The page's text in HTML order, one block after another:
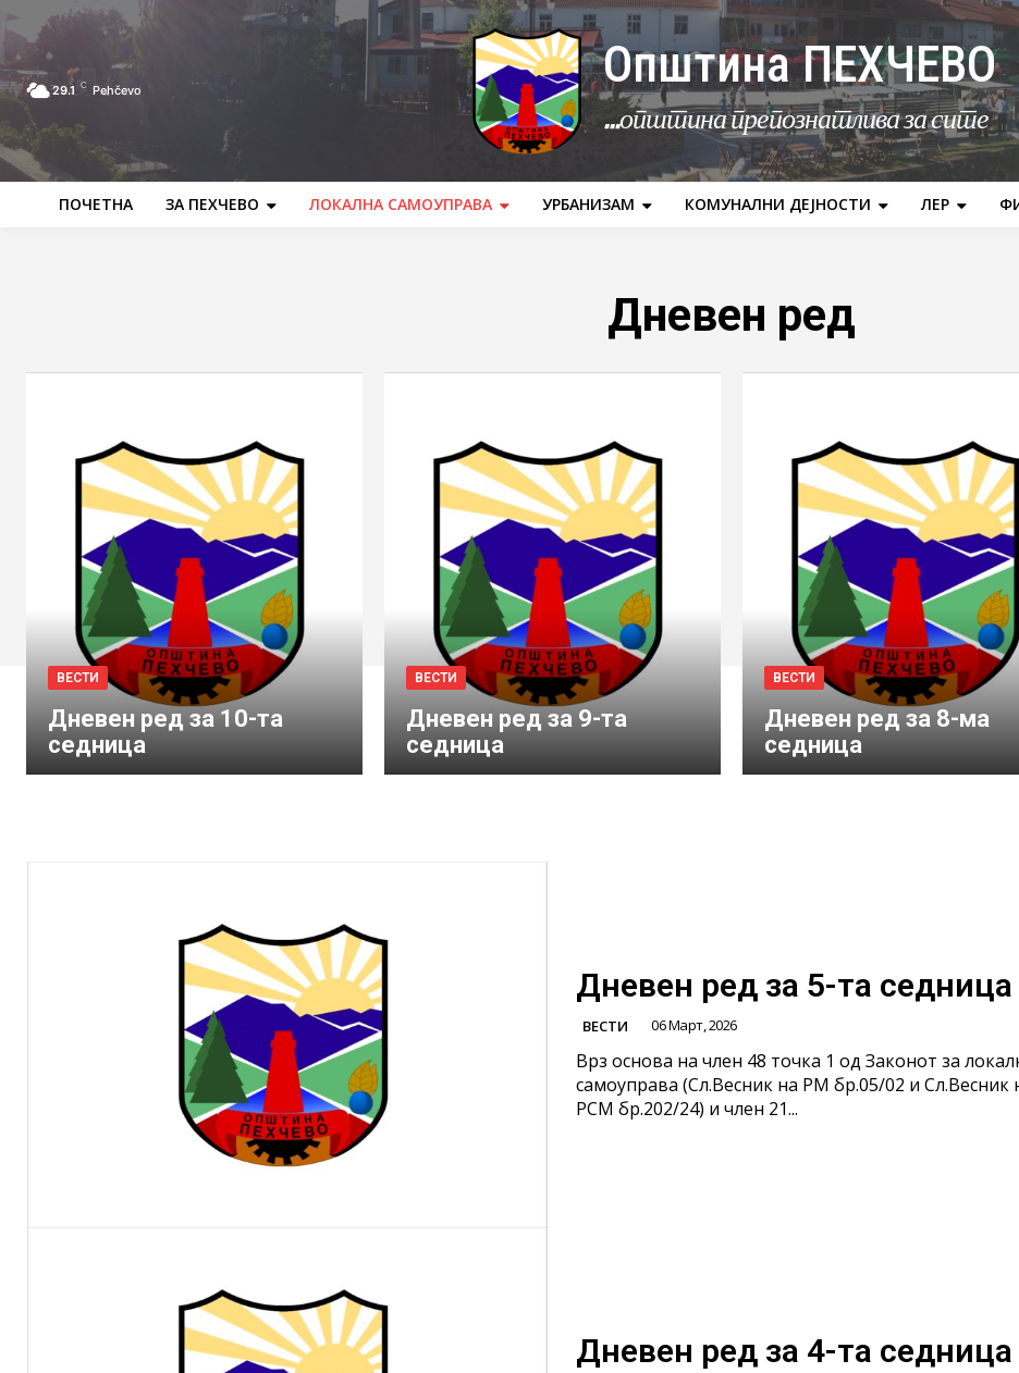
29.1 C Pehčevo Општина ПЕХЧЕВО
...општина препознатлива за сите
ПОЧЕТНА ЗА ПЕХЧЕВО ЛОКАЛНА САМОУПРАВА УРБАНИЗАМ КОМУНАЛНИ ДЕЈНОСТИ ЛЕР
Дневен ред
ВЕСТИ
Дневен ред за 10-та
седница
ВЕСТИ
Дневен ред за 9-та
седница
ВЕСТИ
Дневен ред за 8-ма
седница
Дневен ред за 5-та седница
ВЕСТИ 06 Март, 2026
Врз основа на член 48 точка 1 од Законот за
самоуправа (Сл.Весник на РМ бр.05/02 и Сл.Весник
РСМ бр.202/24) и член 21...
Дневен ред за 4-та седница